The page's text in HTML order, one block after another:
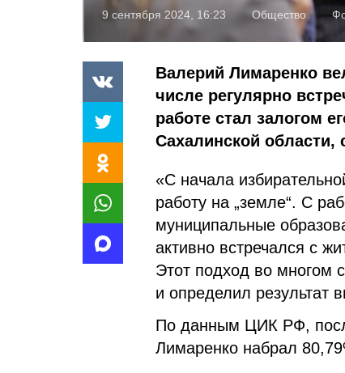
9 сентября 2024, 16:23 Общество
Валерий Лимаренко
числе регулярно
работе стал залогом
Сахалинской
«С начала
работу на „земле“. С
муниципальные
активно встречался с
Этот подход во многом
и определил результат
По данным ЦИК РФ,
Лимаренко набрал